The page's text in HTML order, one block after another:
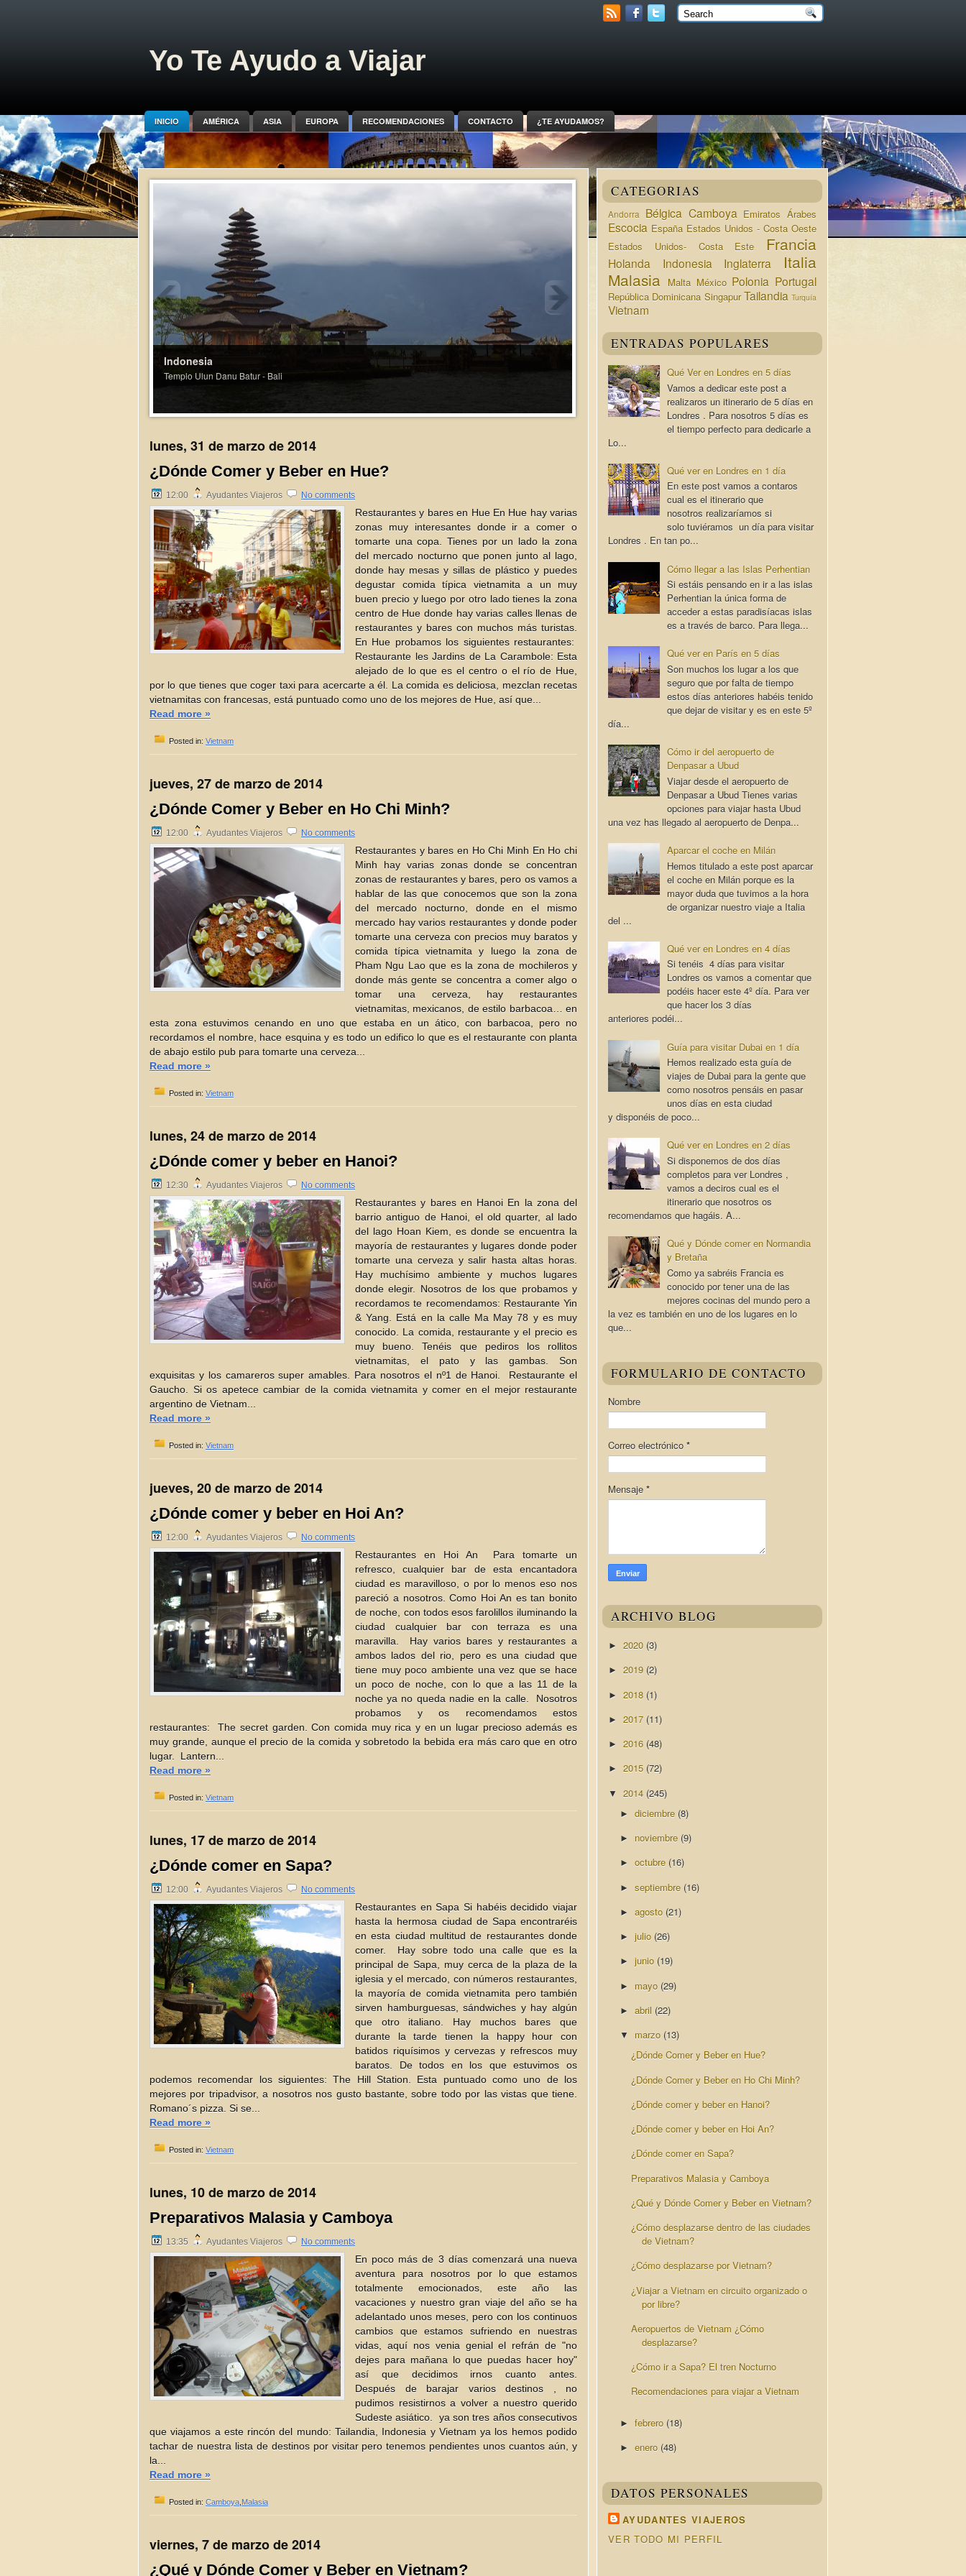
Yo Te Ayudo a Viajar
INICIO AMÉRICA ASIA EUROPA RECOMENDACIONES CONTACTO ¿TE AYUDAMOS?
Indonesia
Templo Ulun Danu Batur - Bali
lunes, 31 de marzo de 2014
¿Dónde Comer y Beber en Hue?
12:00 Ayudantes Viajeros No comments
Restaurantes y bares en Hue En Hue hay varias
zonas muy interesantes donde ir a comer o
tomarte una copa. Tienes por un lado la zona
del mercado nocturno que ponen junto al lago,
donde hay mesas y sillas de plástico y puedes
degustar comida típica vietnamita a un muy
buen precio y luego por otro lado tienes la zona
centro de Hue donde hay varias calles llenas de
restaurantes y bares con muchos más turistas.
En Hue probamos los siguientes restaurantes:
Restaurante les Jardins de La Carambole: Esta
alejado de lo que es el centro o el río de Hue,
por lo que tienes que coger taxi para acercarte a él. La comida es deliciosa, mezclan recetas
vietnamitas con francesas, está puntuado como uno de los mejores de Hue, así que...
Read more »
Posted in: Vietnam
jueves, 27 de marzo de 2014
¿Dónde Comer y Beber en Ho Chi Minh?
12:00 Ayudantes Viajeros No comments
Restaurantes y bares en Ho Chi Minh En Ho chi
Minh hay varias zonas donde se concentran
zonas de restaurantes y bares, pero os vamos a
hablar de las que conocemos que son la zona
del mercado nocturno, donde en el mismo
mercado hay varios restaurantes y donde poder
tomarte una cerveza con precios muy baratos y
comida típica vietnamita y luego la zona de
Pham Ngu Lao que es la zona de mochileros y
donde más gente se concentra a comer algo o
tomar una cerveza, hay restaurantes
vietnamitas, mexicanos, de estilo barbacoa… en
esta zona estuvimos cenando en uno que estaba en un ático, con barbacoa, pero no
recordamos el nombre, hace esquina y es todo un edifico lo que es el restaurante con planta
de abajo estilo pub para tomarte una cerveza...
Read more »
Posted in: Vietnam
lunes, 24 de marzo de 2014
¿Dónde comer y beber en Hanoi?
12:30 Ayudantes Viajeros No comments
Restaurantes y bares en Hanoi En la zona del
barrio antiguo de Hanoi, el old quarter, al lado
del lago Hoan Kiem, es donde se encuentra la
mayoría de restaurantes y lugares donde poder
tomarte una cerveza y salir hasta altas horas.
Hay muchísimo ambiente y muchos lugares
donde elegir. Nosotros de los que probamos y
recordamos te recomendamos: Restaurante Yin
& Yang. Está en la calle Ma May 78 y es muy
conocido. La comida, restaurante y el precio es
muy bueno. Tenéis que pediros los rollitos
vietnamitas, el pato y las gambas. Son
exquisitas y los camareros super amables. Para nosotros el nº1 de Hanoi. Restaurante el
Gaucho. Si os apetece cambiar de la comida vietnamita y comer en el mejor restaurante
argentino de Vietnam...
Read more »
Posted in: Vietnam
jueves, 20 de marzo de 2014
¿Dónde comer y beber en Hoi An?
12:00 Ayudantes Viajeros No comments
Restaurantes en Hoi An Para tomarte un
refresco, cualquier bar de esta encantadora
ciudad es maravilloso, o por lo menos eso nos
pareció a nosotros. Como Hoi An es tan bonito
de noche, con todos esos farolillos iluminando la
ciudad cualquier bar con terraza es una
maravilla. Hay varios bares y restaurantes a
ambos lados del rio, pero es una ciudad que
tiene muy poco ambiente una vez que se hace
un poco de noche, con lo que a las 11 de la
noche ya no queda nadie en la calle. Nosotros
probamos y os recomendamos estos
restaurantes: The secret garden. Con comida muy rica y en un lugar precioso además es
muy grande, aunque el precio de la comida y sobretodo la bebida era más caro que en otro
lugar. Lantern...
Read more »
Posted in: Vietnam
lunes, 17 de marzo de 2014
¿Dónde comer en Sapa?
12:00 Ayudantes Viajeros No comments
Restaurantes en Sapa Si habéis decidido viajar
hasta la hermosa ciudad de Sapa encontraréis
en esta ciudad multitud de restaurantes donde
comer. Hay sobre todo una calle que es la
principal de Sapa, muy cerca de la plaza de la
iglesia y el mercado, con números restaurantes,
la mayoría de comida vietnamita pero también
sirven hamburguesas, sándwiches y hay algún
que otro italiano. Hay muchos bares que
durante la tarde tienen la happy hour con
batidos riquísimos y cervezas y refrescos muy
baratos. De todos en los que estuvimos os
podemos recomendar los siguientes: The Hill Station. Esta puntuado como uno de los
mejores por tripadvisor, a nosotros nos gusto bastante, sobre todo por las vistas que tiene.
Romano´s pizza. Si se...
Read more »
Posted in: Vietnam
lunes, 10 de marzo de 2014
Preparativos Malasia y Camboya
13:35 Ayudantes Viajeros No comments
En poco más de 3 días comenzará una nueva
aventura para nosotros por lo que estamos
totalmente emocionados, este año las
vacaciones y nuestro gran viaje del año se ha
adelantado unos meses, pero con los continuos
cambios que estamos sufriendo en nuestras
vidas, aquí nos venia genial el refrán de "no
dejes para mañana lo que puedas hacer hoy"
así que decidimos irnos cuanto antes.
Después de barajar varios destinos , no
pudimos resistirnos a volver a nuestro querido
Sudeste asiático. ya son tres años consecutivos
que viajamos a este rincón del mundo: Tailandia, Indonesia y Vietnam ya los hemos podido
tachar de nuestra lista de destinos por visitar pero tenemos pendientes unos cuantos aún, y
la...
Read more »
Posted in: Camboya Malasia
viernes, 7 de marzo de 2014
¿Qué y Dónde Comer y Beber en Vietnam?
CATEGORIAS
Andorra Bélgica Camboya Emiratos Árabes
Escocia España Estados Unidos - Costa Oeste
Estados Unidos- Costa Este
Francia
Holanda Indonesia Inglaterra
Italia
Malasia
Malta México Polonia Portugal
República Dominicana Singapur Tailandia Turquía
Vietnam
ENTRADAS POPULARES
Qué Ver en Londres en 5 días
Vamos a dedicar este post a
realizaros un itinerario de 5 días en
Londres . Para nosotros 5 días es
el tiempo perfecto para dedicarle a
Lo...
Qué ver en Londres en 1 día
En este post vamos a contaros
cual es el itinerario que
nosotros realizaríamos si
solo tuviéramos un día para visitar
Londres . En tan po...
Cómo llegar a las Islas Perhentian
Si estáis pensando en ir a las islas
Perhentian la única forma de
acceder a estas paradisíacas islas
es a través de barco. Para llega...
Qué ver en París en 5 días
Son muchos los lugar a los que
seguro que por falta de tiempo
estos días anteriores habéis tenido
que dejar de visitar y es en este 5º
día...
Cómo ir del aeropuerto de
Denpasar a Ubud
Viajar desde el aeropuerto de
Denpasar a Ubud Tienes varias
opciones para viajar hasta Ubud
una vez has llegado al aeropuerto de Denpa...
Aparcar el coche en Milán
Hemos titulado a este post aparcar
el coche en Milán porque es la
mayor duda que tuvimos a la hora
de organizar nuestro viaje a Italia
del ...
Qué ver en Londres en 4 días
Si tenéis 4 días para visitar
Londres os vamos a comentar que
podéis hacer este 4º día. Para ver
que hacer los 3 días
anteriores podéi...
Guía para visitar Dubai en 1 día
Hemos realizado esta guía de
viajes de Dubai para la gente que
como nosotros pensáis en pasar
unos días en esta ciudad
y disponéis de poco...
Qué ver en Londres en 2 días
Si disponemos de dos días
completos para ver Londres ,
vamos a deciros cual es el
itinerario que nosotros os
recomendamos que hagáis. A...
Qué y Dónde comer en Normandia
y Bretaña
Como ya sabréis Francia es
conocido por tener una de las
mejores cocinas del mundo pero a
la vez es también en uno de los lugares en lo
que...
FORMULARIO DE CONTACTO
Nombre
Correo electrónico *
Mensaje *
ARCHIVO BLOG
► 2020 (3)
► 2019 (2)
► 2018 (1)
► 2017 (11)
► 2016 (48)
► 2015 (72)
▼ 2014 (245)
► diciembre (8)
► noviembre (9)
► octubre (16)
► septiembre (16)
► agosto (21)
► julio (26)
► junio (19)
► mayo (29)
► abril (22)
▼ marzo (13)
¿Dónde Comer y Beber en Hue?
¿Dónde Comer y Beber en Ho Chi Minh?
¿Dónde comer y beber en Hanoi?
¿Dónde comer y beber en Hoi An?
¿Dónde comer en Sapa?
Preparativos Malasia y Camboya
¿Qué y Dónde Comer y Beber en Vietnam?
¿Cómo desplazarse dentro de las ciudades
de Vietnam?
¿Cómo desplazarse por Vietnam?
¿Viajar a Vietnam en circuito organizado o
por libre?
Aeropuertos de Vietnam ¿Cómo
desplazarse?
¿Cómo ir a Sapa? El tren Nocturno
Recomendaciones para viajar a Vietnam
► febrero (18)
► enero (48)
DATOS PERSONALES
AYUDANTES VIAJEROS
VER TODO MI PERFIL